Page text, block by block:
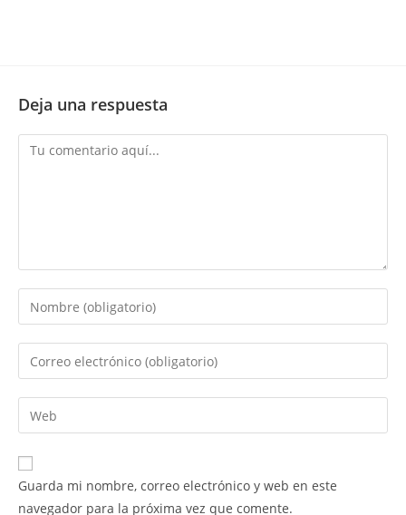
Deja una respuesta
Comentario
Introduce
tu
nombre
de
usuario
para
comentar
Introduce
tu
dirección
de
electrónico
para
Introduce
la
URL
de
Guarda mi nombre, correo electrónico y web en este
navegador para la próxima vez que comente.